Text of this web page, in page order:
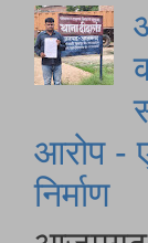
आरोप -
निर्माण